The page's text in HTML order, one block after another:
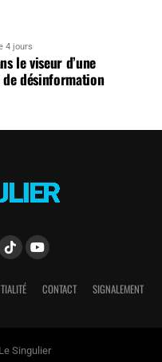
4 jours
le viseur d’une
désinformation
CONTACT SIGNALEMENT
Singulier